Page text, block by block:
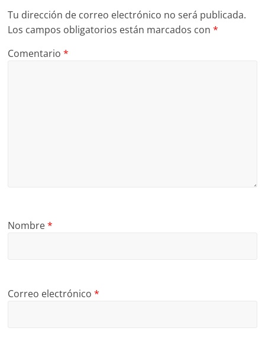
Tu dirección de correo electrónico no será publicada.
Los campos obligatorios están marcados con*
Comentario*
Nombre*
Correo electrónico*